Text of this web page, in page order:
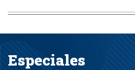
Especiales